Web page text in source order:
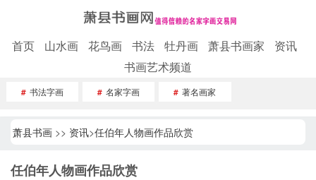
首页 山水画 花鸟画 书法 牡丹画 萧县书画家
资讯
书画艺术频道
# 书法字画 # 名家字画 # 著名画家
萧县书画>> 资讯>任伯年人物画作品欣赏
任伯年人物画作品欣赏